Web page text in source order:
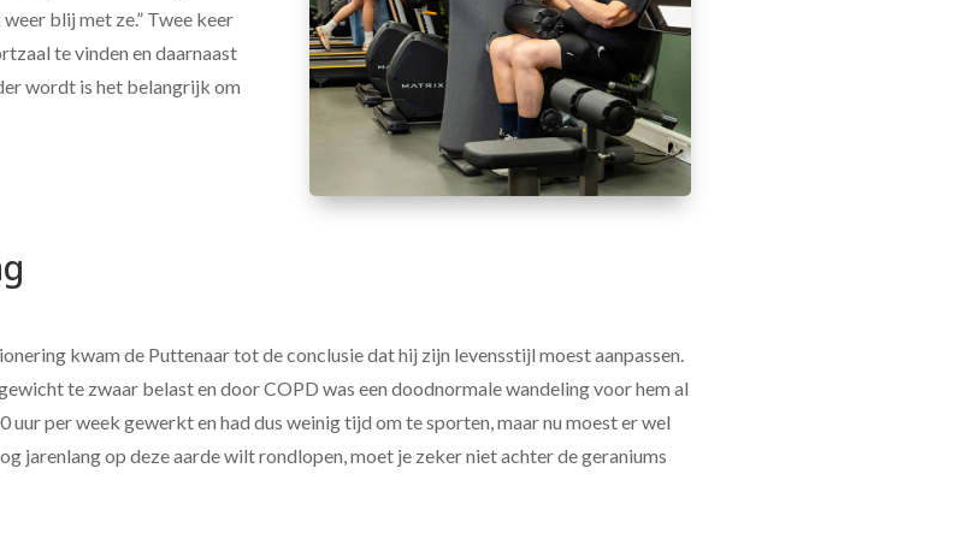
blij met ze.” Twee keer
te vinden en daarnaast
wordt is het belangrijk om
kwam de Puttenaar tot de conclusie dat hij zijn levensstijl moest aanpassen.
te zwaar belast en door COPD was een doodnormale wandeling voor hem al
uur per week gewerkt en had dus weinig tijd om te sporten, maar nu moest er wel
jarenlang op deze aarde wilt rondlopen, moet je zeker niet achter de geraniums